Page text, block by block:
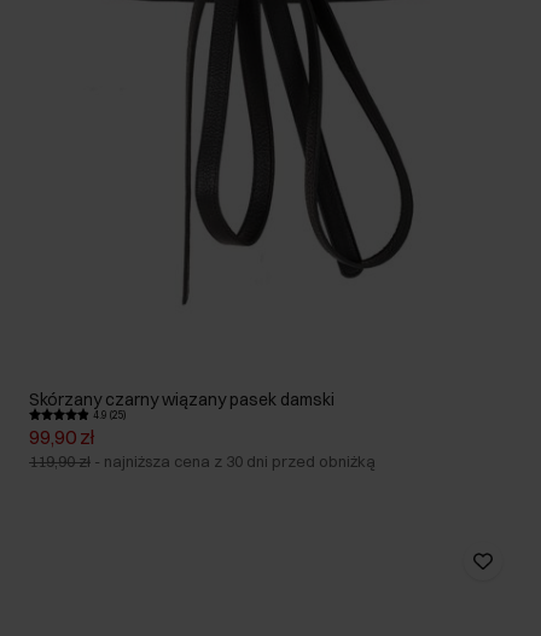
Skórzany czarny wiązany pasek damski
4.9 (25)
99,90 zł
119,90 zł - najniższa cena z 30 dni przed obniżką